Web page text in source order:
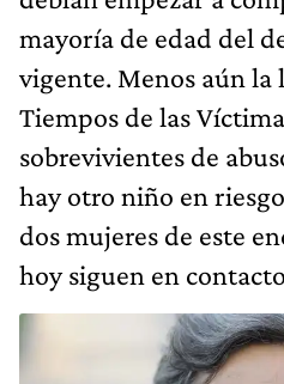
mayoría de edad del
vigente. Menos aún la
Tiempos de las
sobrevivientes de
hay otro niño en
dos mujeres de este
hoy siguen en